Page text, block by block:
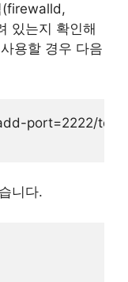
(firewalld,
있는지 확인해
용할 경우 다음
port=2222/tcp
니다.